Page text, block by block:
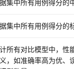
集中所有用例得分的
集中所有用例得分的
所有对比模型中，性
，如准确率高为优、